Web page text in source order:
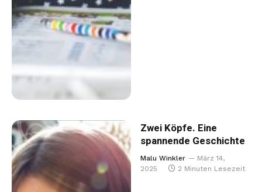
Zwei Köpfe. Eine
spannende Geschichte
Malu Winkler
März 14,
2025
2 Minuten Lesezeit